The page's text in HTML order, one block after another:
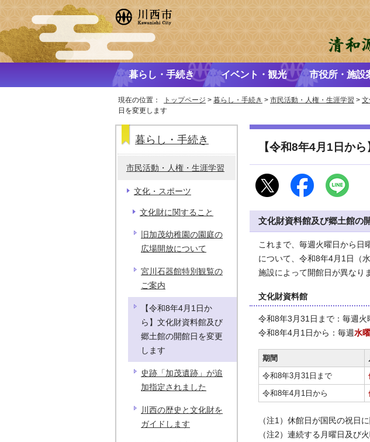
暮らし・手続き イベント・観光 市役所・施設
現在の位置： トップページ > 暮らし・手続き > 市民活動・人権・生涯学習 > 文
日を変更します
【令和8年4月1日か
文化財資料館及び郷土館の
これまで、毎週火曜日から日
について、令和8年4月1日（
施設によって開館日が異なり
文化財資料館
令和8年3月31日まで：毎週
令和8年4月1日から：毎週水
期間
令和8年3月31日まで
令和8年4月1日から
（注1）休館日が国民の祝日
（注2）連続する月曜日及び
暮らし・手続き
市民活動・人権・生涯学習
文化・スポーツ
文化財に関すること
旧加茂幼稚園の園庭の
広場開放について
宮川石器館特別観覧の
ご案内
【令和8年4月1日か
ら】文化財資料館及び
郷土館の開館日を変更
します
史跡「加茂遺跡」が追
加指定されました
川西の歴史と文化財を
ガイドします